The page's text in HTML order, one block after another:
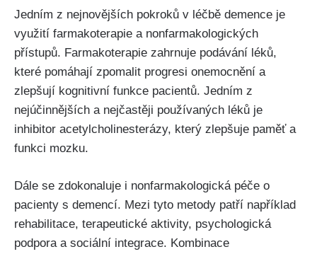
Jedním z nejnovějších pokroků v léčbě demence je
využití farmakoterapie a nonfarmakologických
přístupů. Farmakoterapie zahrnuje podávání léků,
které pomáhají zpomalit progresi onemocnění a
zlepšují kognitivní funkce pacientů. Jedním z
nejúčinnějších a nejčastěji používaných léků je
inhibitor acetylcholinesterázy, který zlepšuje paměť a
funkci mozku.
Dále se zdokonaluje i nonfarmakologická péče o
pacienty s demencí. Mezi tyto metody patří například
rehabilitace, terapeutické aktivity, psychologická
podpora a sociální integrace. Kombinace